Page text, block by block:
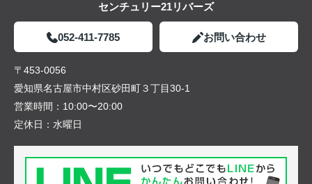
センチュリー21リバーズ
052-411-7785 お問い合わせ
〒453-0056
愛知県名古屋市中村区砂田町３丁目30-1
営業時間： 10:00〜20:00
定休日： 水曜日